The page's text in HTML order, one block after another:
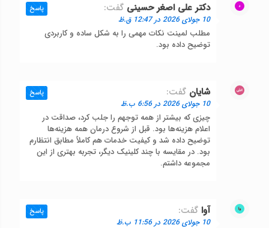
دکتر علی اصغر حسینی گفت:
10 جولای 2026 در 12:47 ق.ظ
مطلب لمینت نکات مهمی را به شکل ساده و کاربردی
توضیح داده بود.
پاسخ
شایان گفت:
10 جولای 2026 در 6:56 ب.ظ
چیزی که بیشتر از همه توجهم را جلب کرد، صداقت در
اعلام هزینه‌ها بود. قبل از شروع درمان همه هزینه‌ها
توضیح داده شد و کیفیت خدمات هم کاملاً مطابق انتظارم
بود. در مقایسه با چند کلینیک دیگر، تجربه بهتری از این
مجموعه داشتم.
پاسخ
آوا گفت:
10 جولای 2026 در 11:56 ب.ظ
پاسخ